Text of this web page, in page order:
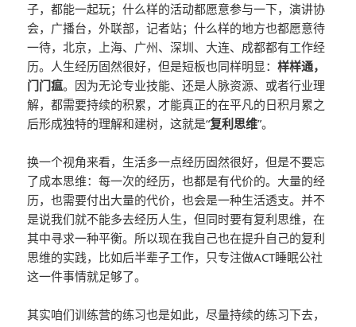
子，都能一起玩；什么样的活动都愿意参与一下，演讲协
会，广播台，外联部，记者站；什么样的地方也都愿意待
一待，北京，上海、广州、深圳、大连、成都都有工作经
历。人生经历固然很好，但是短板也同样明显：样样通，
门门瘟。因为无论专业技能、还是人脉资源、或者行业理
解，都需要持续的积累，才能真正的在平凡的日积月累之
后形成独特的理解和建树，这就是“复利思维”。
换一个视角来看，生活多一点经历固然很好，但是不要忘
了成本思维：每一次的经历，也都是有代价的。大量的经
历，也需要付出大量的代价，也会是一种生活透支。并不
是说我们就不能多去经历人生，但同时要有复利思维，在
其中寻求一种平衡。所以现在我自己也在提升自己的复利
思维的实践，比如后半辈子工作，只专注做ACT睡眠公社
这一件事情就足够了。
其实咱们训练营的练习也是如此，尽量持续的练习下去，